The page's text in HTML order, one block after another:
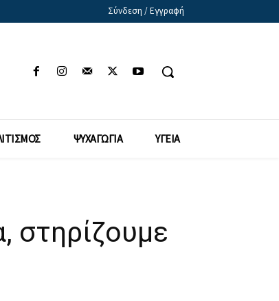
Σύνδεση / Εγγραφή
ΨΥΧΑΓΩΓΙΑ ΥΓΕΙΑ
στηρίζουμε